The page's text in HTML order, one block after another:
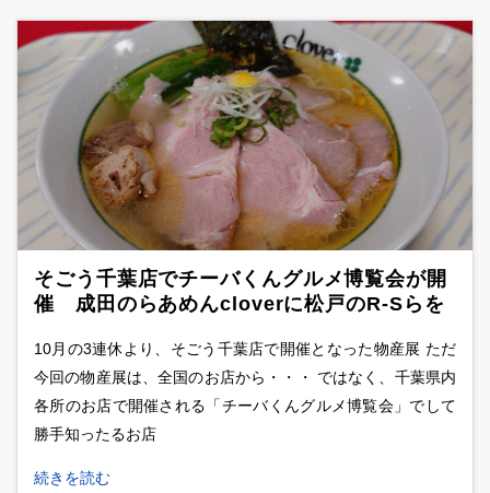
そごう千葉店でチーバくんグルメ博覧会が開
催 成田のらあめんcloverに松戸のR-Sらを
10月の3連休より、そごう千葉店で開催となった物産展 ただ
今回の物産展は、全国のお店から・・・ ではなく、千葉県内
各所のお店で開催される「チーバくんグルメ博覧会」でして
勝手知ったるお店
続きを読む